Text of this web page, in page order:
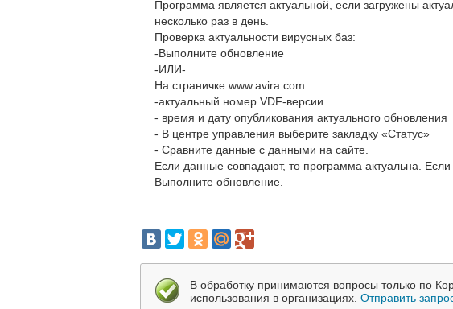
Программа является актуальной, если загружены
несколько раз в день.
Проверка актуальности вирусных баз:
-Выполните обновление
-ИЛИ-
На страничке www.avira.com:
-актуальный номер VDF-версии
- время и дату опубликования актуального обновления
- В центре управления выберите закладку «Статус»
- Сравните данные с данными на сайте.
Если данные совпадают, то программа актуальна.
Выполните обновление.
В обработку принимаются вопросы только по
использования в организациях. Отправить